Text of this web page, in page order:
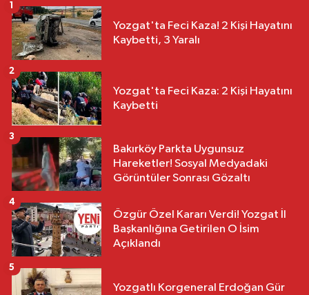
Yozgat'ta Feci Kaza! 2 Kişi Hayatını
Kaybetti, 3 Yaralı
1
Yozgat'ta Feci Kaza: 2 Kişi Hayatını
Kaybetti
2
Bakırköy Parkta Uygunsuz
Hareketler! Sosyal Medyadaki
Görüntüler Sonrası Gözaltı
3
Özgür Özel Kararı Verdi! Yozgat İl
Başkanlığına Getirilen O İsim
Açıklandı
4
Yozgatlı Korgeneral Erdoğan Gür
5